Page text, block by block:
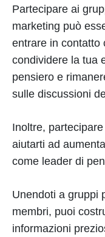
Partecipare ai
marketing può
entrare in contatto
condividere la tua
pensiero e
sulle discussioni
Inoltre,
aiutarti ad
come leader di
Unendoti a gruppi
membri, puoi
informazioni